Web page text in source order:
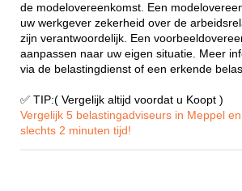
de modelovereenkomst. Een
uw werkgever zekerheid over de
zijn verantwoordelijk. Een
aanpassen naar uw eigen situatie. Meer
via de belastingdienst of een erkende
✅ TIP:( Vergelijk altijd voordat u Koopt )
Vergelijk 5 belastingadviseurs in Meppel
slechts 2 minuten tijd!